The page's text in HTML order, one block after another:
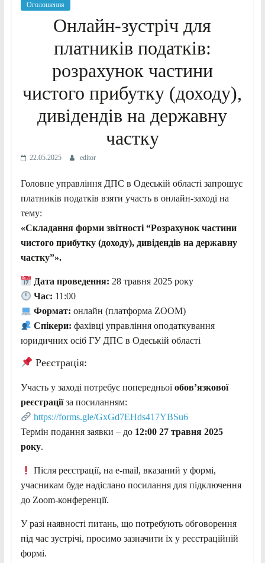
Оголошення
Онлайн-зустріч для
платників податків:
розрахунок частини
чистого прибутку (доходу),
дивідендів на державну
частку
22.05.2025 editor
Головне управління ДПС в Одеській області запрошує
платників податків взяти участь в онлайн-заході на
тему:
«Складання форми звітності “Розрахунок частини
чистого прибутку (доходу), дивідендів на державну
частку”».
Дата проведення: 28 травня 2025 року
Час: 11:00
Формат: онлайн (платформа ZOOM)
Спікери: фахівці управління оподаткування
юридичних осіб ГУ ДПС в Одеській області
Реєстрація:
Участь у заході потребує попередньоїобов’язкової
реєстраціїза посиланням:
https://forms.gle/GxGd7EHds417YBSu6
Термін подання заявки – до 12:00 27 травня 2025
року.
Після реєстрації, на e-mail, вказаний у формі,
учасникам буде надіслано посилання для підключення
до Zoom-конференції.
У разі наявності питань, що потребують обговорення
під час зустрічі, просимо зазначити їх у реєстраційній
формі.